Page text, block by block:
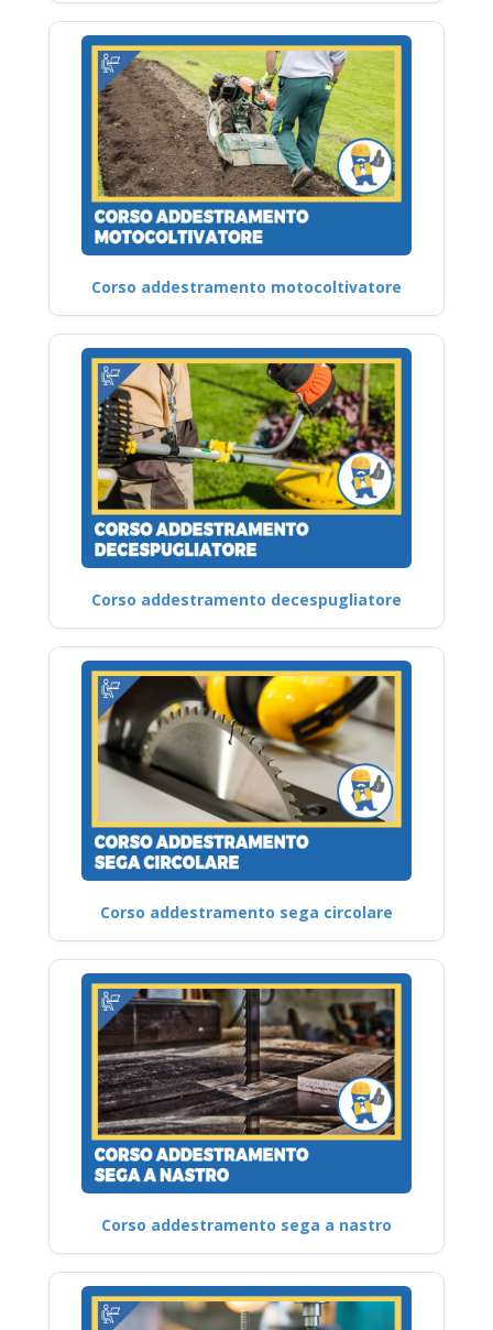
Corso addestramento motocoltivatore
Corso addestramento decespugliatore
Corso addestramento sega circolare
Corso addestramento sega a nastro